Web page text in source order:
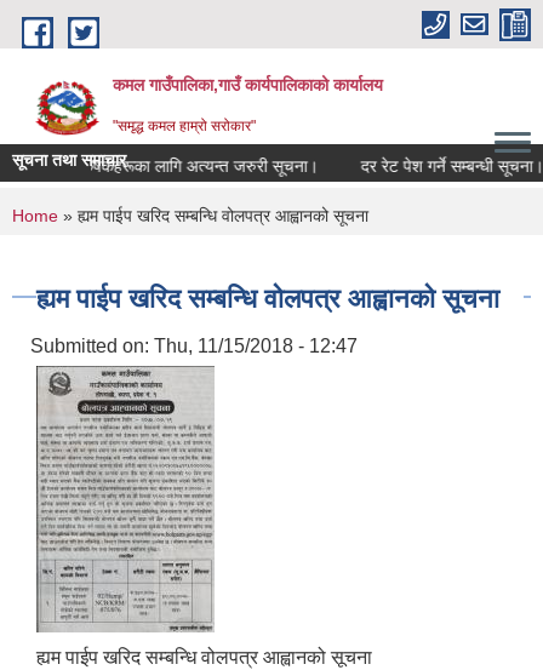
Skip to main content
कमल गाउँपालिका,गाउँ कार्यपालिकाको कार्यालय
"समृद्ध कमल हाम्रो सरोकार"
सूचना तथा समाचार
गर्ने सम्बन्धी कृषकहरूका लागि अत्यन्त जरुरी सूचना। दर रेट पेश गर्ने सम्बन्धी सूचना।
You are here
Home » ह्यम पाईप खरिद सम्बन्धि वोलपत्र आह्वानको सूचना
ह्यम पाईप खरिद सम्बन्धि वोलपत्र आह्वानको सूचना
Submitted on: Thu, 11/15/2018 - 12:47
ह्यम पाईप खरिद सम्बन्धि वोलपत्र आह्वानको सूचना